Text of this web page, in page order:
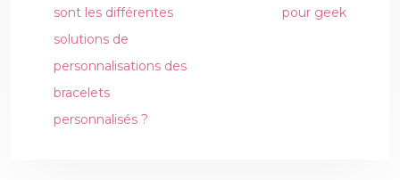
sont les différentes
solutions de
personnalisations des
bracelets
personnalisés ?
pour geek